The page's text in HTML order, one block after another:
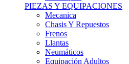
Mecanica
Chasis Y Repuestos
Frenos
Llantas
Neumáticos
Equipación Adultos
Equipación Niños